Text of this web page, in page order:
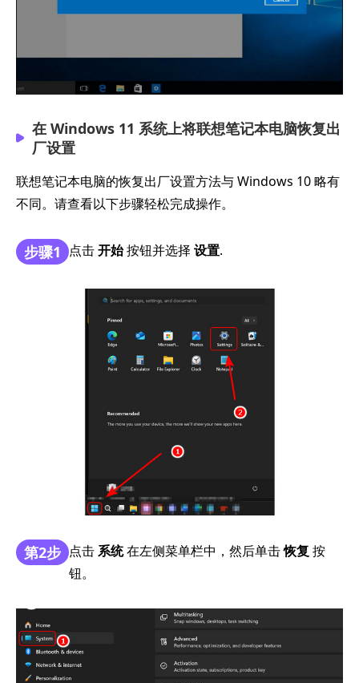
在 Windows 11 系统上将联想笔记本电脑恢复出
厂设置
联想笔记本电脑的恢复出厂设置方法与 Windows 10 略有
不同。请查看以下步骤轻松完成操作。
步骤1 点击开始按钮并选择 设置.
第2步 点击系统在左侧菜单栏中，然后单击恢复 按
钮。